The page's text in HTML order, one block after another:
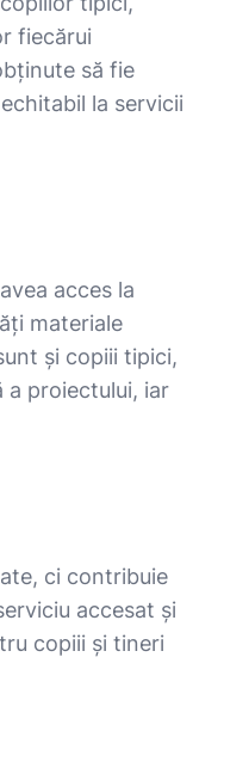
fiecărui
să fie
la servicii
acces la
materiale
și copiii tipici,
a proiectului, iar
ci contribuie
accesat și
copiii și tineri